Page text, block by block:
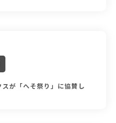
が「へそ祭り」に協賛し